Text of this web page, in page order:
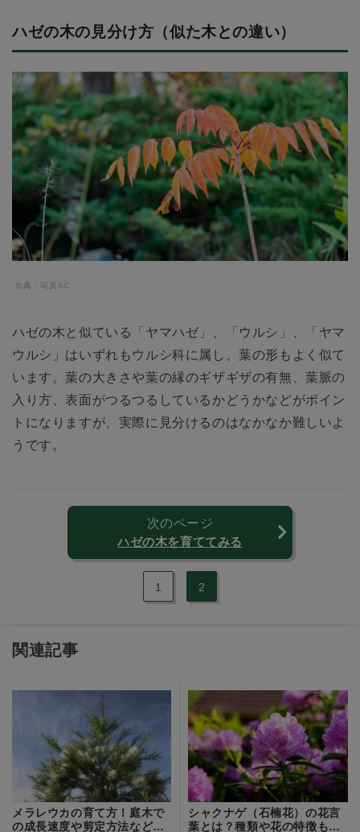
ハゼの木の見分け方（似た木との違い）
出典：写真AC
ハゼの木と似ている「ヤマハゼ」、「ウルシ」、「ヤマ
ウルシ」はいずれもウルシ科に属し、葉の形もよく似て
います。葉の大きさや葉の縁のギザギザの有無、葉脈の
入り方、表面がつるつるしているかどうかなどがポイン
トになりますが、実際に見分けるのはなかなか難しいよ
うです。
次のページ
ハゼの木を育ててみる
1 2
関連記事
メラレウカの育て方！庭木で
の成長速度や剪定方法など管
シャクナゲ（石楠花）の花言
葉とは？種類や花の特徴も詳